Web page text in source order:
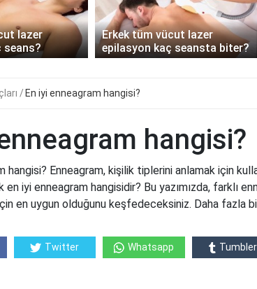
lazer
seans?
Erkek tüm vücut lazer
epilasyon kaç seansta biter?
En iyi enneagram hangisi?
hangisi?
hangisi? Enneagram, kişilik tiplerini anlamak için
en iyi enneagram hangisidir? Bu yazımızda, farklı
en uygun olduğunu keşfedeceksiniz. Daha fazla
Twitter Whatsapp Tumbler